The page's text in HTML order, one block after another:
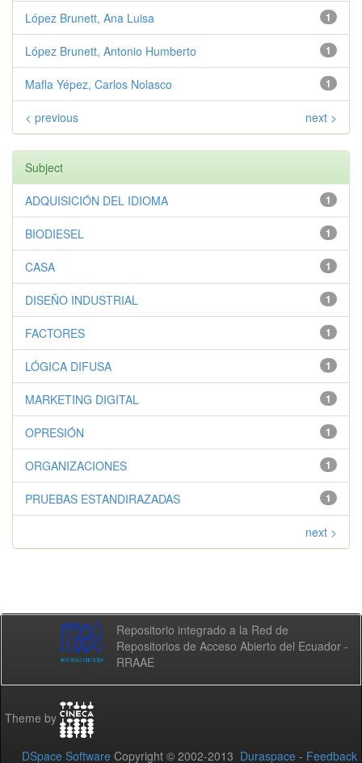
1
López Brunett, Ana Luisa
1
López Brunett, Antonio Humberto
1
Mafla Yépez, Carlos Nolasco
< previous next >
Subject
1
ADQUISICIÓN DEL IDIOMA
1
BIODIESEL
1
CASA
1
DISEÑO INDUSTRIAL
1
FACTORES
1
LÓGICA DIFUSA
1
MARKETING DIGITAL
1
OPRESIÓN
1
ORGANIZACIONES
1
PRUEBAS ESTANDIRAZADAS
next >
Repositorio integrado a la Red de
Repositorios de Acceso Abierto del Ecuador -
RRAAE
Theme by
DSpace Software Copyright © 2002-2013 Duraspace - Feedback